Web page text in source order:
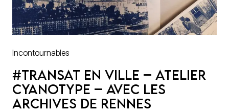
Incontournables
#Transat en ville – Atelier
cyanotype – Avec les
Archives de Rennes